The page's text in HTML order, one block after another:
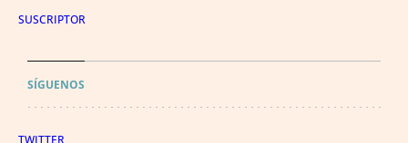
SUSCRIPTOR
SÍGUENOS
TWITTER